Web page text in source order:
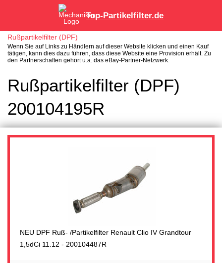
Top-Partikelfilter.de
Rußpartikelfilter (DPF)
Wenn Sie auf Links zu Händlern auf dieser Website klicken und einen Kauf
tätigen, kann dies dazu führen, dass diese Website eine Provision erhält. Zu
den Partnerschaften gehört u.a. das eBay-Partner-Netzwerk.
Rußpartikelfilter (DPF)
200104195R
NEU DPF Ruß- /Partikelfilter Renault Clio IV Grandtour
1,5dCi 11.12 - 200104487R